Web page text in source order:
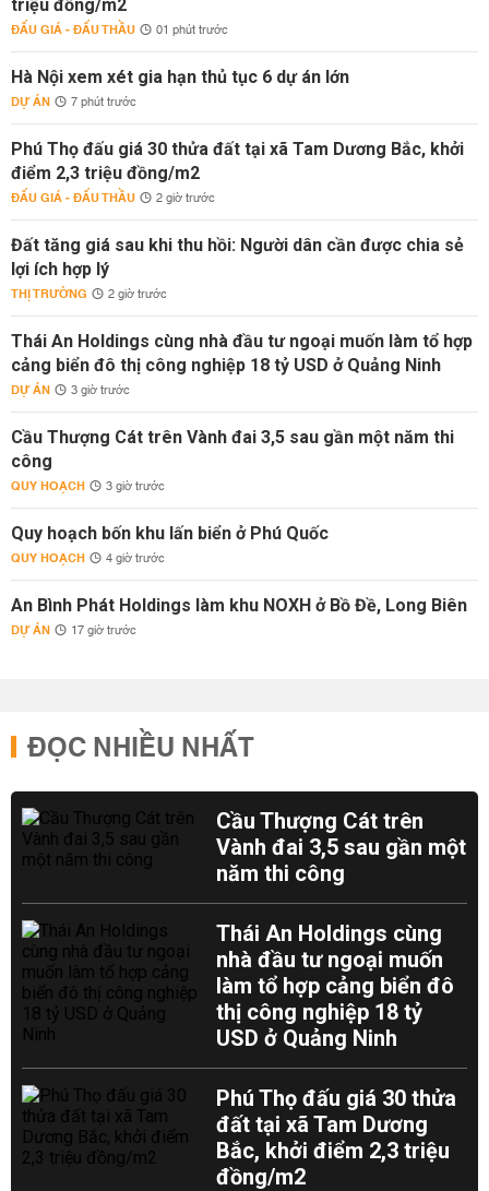
triệu đồng/m2
ĐẤU GIÁ - ĐẤU THẦU 01 phút trước
Hà Nội xem xét gia hạn thủ tục 6 dự án lớn
DỰ ÁN 7 phút trước
Phú Thọ đấu giá 30 thửa đất tại xã Tam Dương Bắc, khởi
điểm 2,3 triệu đồng/m2
ĐẤU GIÁ - ĐẤU THẦU 2 giờ trước
Đất tăng giá sau khi thu hồi: Người dân cần được chia sẻ
lợi ích hợp lý
THỊ TRƯỜNG 2 giờ trước
Thái An Holdings cùng nhà đầu tư ngoại muốn làm tổ hợp
cảng biển đô thị công nghiệp 18 tỷ USD ở Quảng Ninh
DỰ ÁN 3 giờ trước
Cầu Thượng Cát trên Vành đai 3,5 sau gần một năm thi
công
QUY HOẠCH 3 giờ trước
Quy hoạch bốn khu lấn biển ở Phú Quốc
QUY HOẠCH 4 giờ trước
An Bình Phát Holdings làm khu NOXH ở Bồ Đề, Long Biên
DỰ ÁN 17 giờ trước
ĐỌC NHIỀU NHẤT
Cầu Thượng Cát trên
Vành đai 3,5 sau gần một
năm thi công
Thái An Holdings cùng
nhà đầu tư ngoại muốn
làm tổ hợp cảng biển đô
thị công nghiệp 18 tỷ
USD ở Quảng Ninh
Phú Thọ đấu giá 30 thửa
đất tại xã Tam Dương
Bắc, khởi điểm 2,3 triệu
đồng/m2